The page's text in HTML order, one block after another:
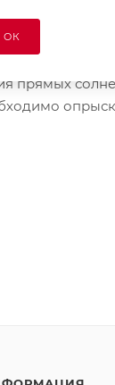
прямых
ОК